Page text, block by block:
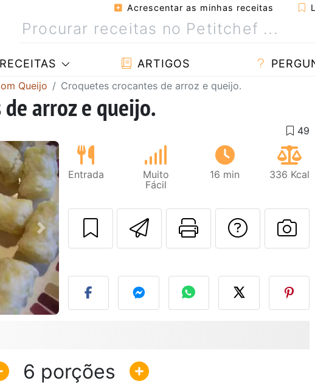
Acrescentar as minhas receitas
RECEITAS ARTIGOS
Queijo Croquetes crocantes de arroz e queijo.
arroz e queijo.
Next
Entrada
Muito
Fácil
16 min 336 Kcal
Enviar esta
ImprimaFalar
6